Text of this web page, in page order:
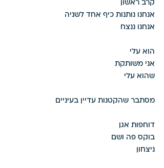
קרב ראשון
אנחנו נותנות כיף אחד לשניה
אנחנו ננצח
הוא עלי
אני משותקת
שהוא עלי
מסתבר שהקטנות עדיין בעיניים
דוחפות אגן
בוקס פה ושם
ניצחון